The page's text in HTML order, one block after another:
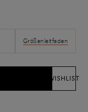
Größenleitfaden
WISHLIST